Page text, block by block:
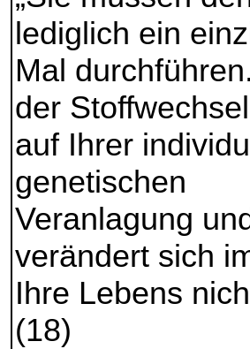
lediglich ein
Mal
der
auf Ihrer
genetischen
Veranlagung
verändert sich
Ihre Lebens
(18)